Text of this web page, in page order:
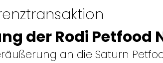
der Rodi Petfood
an die Saturn